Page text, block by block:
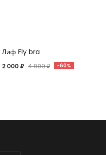
Лиф Fly bra
2 000 ₽ 4 999 ₽ -60%